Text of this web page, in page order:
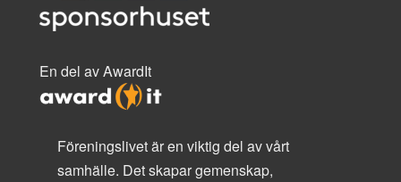
En del av AwardIt
Föreningslivet är en viktig del av vårt
samhälle. Det skapar gemenskap,